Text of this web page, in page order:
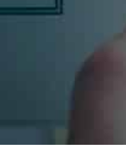
* Suscribiéndote aceptas